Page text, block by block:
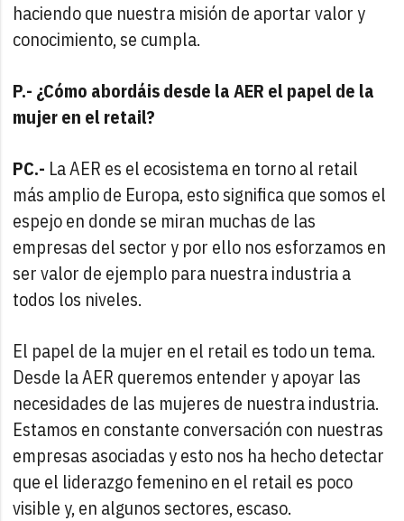
haciendo que nuestra misión de aportar valor y
conocimiento, se cumpla.
P.- ¿Cómo abordáis desde la AER el papel de la
mujer en el retail?
PC.- La AER es el ecosistema en torno al retail
más amplio de Europa, esto significa que somos el
espejo en donde se miran muchas de las
empresas del sector y por ello nos esforzamos en
ser valor de ejemplo para nuestra industria a
todos los niveles.
El papel de la mujer en el retail es todo un tema.
Desde la AER queremos entender y apoyar las
necesidades de las mujeres de nuestra industria.
Estamos en constante conversación con nuestras
empresas asociadas y esto nos ha hecho detectar
que el liderazgo femenino en el retail es poco
visible y, en algunos sectores, escaso.